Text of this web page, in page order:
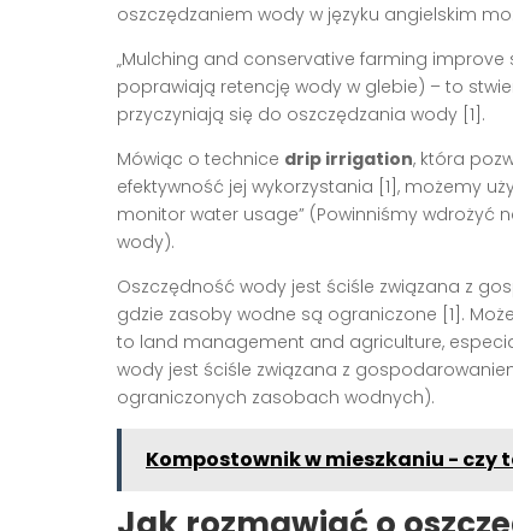
oszczędzaniem wody w języku angielskim
„Mulching and conservative farming
poprawiają retencję wody w glebie) – to
przyczyniają się do oszczędzania wody [1].
Mówiąc o technice drip irrigation, która
efektywność jej wykorzystania [1], możemy
monitor water usage” (Powinniśmy wdrożyć
wody).
Oszczędność wody jest ściśle związana z
gdzie zasoby wodne są ograniczone [1].
to land management and agriculture,
wody jest ściśle związana z
ograniczonych zasobach wodnych).
Kompostownik w mieszkaniu - czy